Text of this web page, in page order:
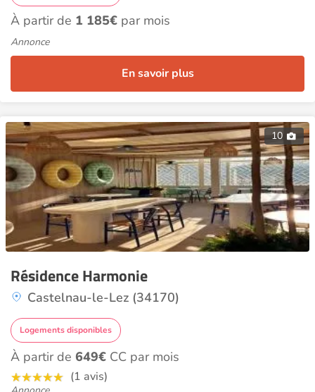
À partir de 1 185€ par mois
Annonce
En savoir plus
10
Résidence Harmonie
Castelnau-le-Lez (34170)
Logements disponibles
À partir de 649€ CC par mois
(1 avis)